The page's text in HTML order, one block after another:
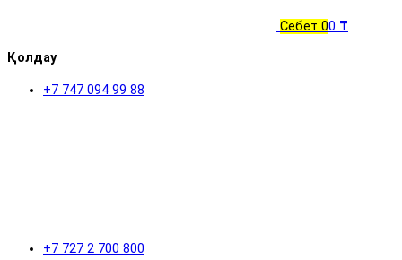
Себет 00 ₸
Қолдау
+7 747 094 99 88
+7 727 2 700 800